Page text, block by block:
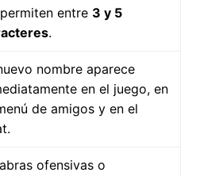
entre 3 y 5
.
nombre aparece
en el juego, en
de amigos y en el
ofensivas o